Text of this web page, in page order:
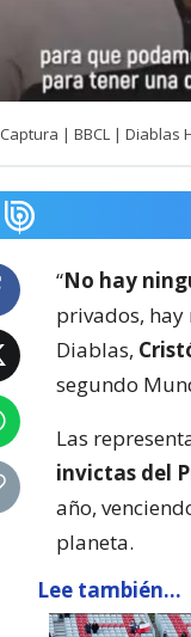
Captura | BBCL | Diablas
“No hay
privados, hay
Diablas,
segundo
Las
invictas del
año,
planeta.
Lee también...